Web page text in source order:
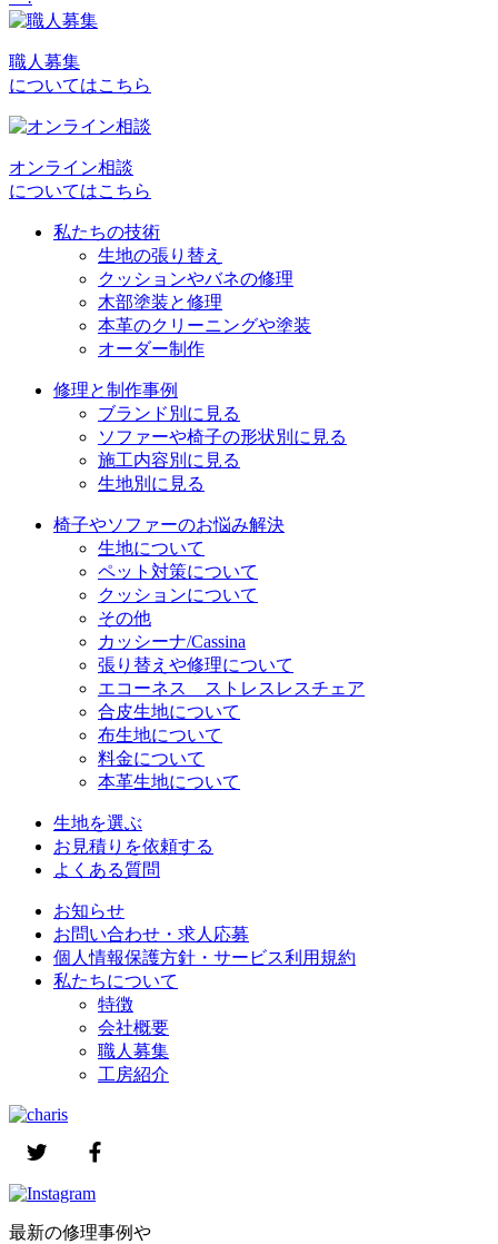
ナ
ビ
ゲ
ー
シ
ョ
職人募集
についてはこちら
オンライン相談
についてはこちら
私たちの技術
生地の張り替え
クッションやバネの修理
木部塗装と修理
本革のクリーニングや塗装
オーダー制作
修理と制作事例
ブランド別に見る
ソファーや椅子の形状別に見る
施工内容別に見る
生地別に見る
椅子やソファーのお悩み解決
生地について
ペット対策について
クッションについて
その他
カッシーナ/Cassina
張り替えや修理について
エコーネス ストレスレスチェア
合皮生地について
布生地について
料金について
本革生地について
生地を選ぶ
お見積りを依頼する
よくある質問
お知らせ
お問い合わせ・求人応募
個人情報保護方針・サービス利用規約
私たちについて
特徴
会社概要
職人募集
工房紹介
最新の修理事例や